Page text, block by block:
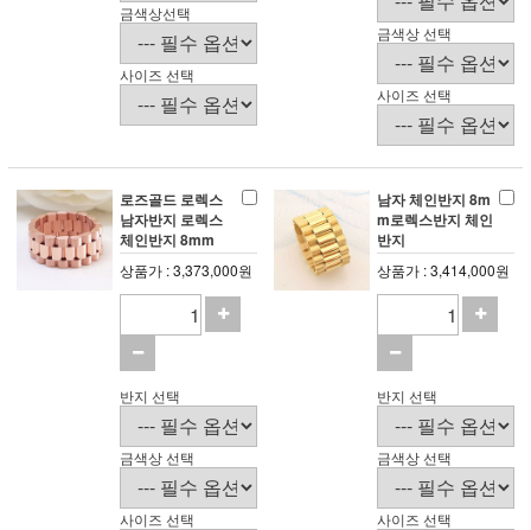
금색상선택
사이즈 선택
금색상 선택
사이즈 선택
로즈골드 로렉스
남자반지 로렉스
체인반지 8mm
상품가 : 3,373,000원
반지 선택
금색상 선택
사이즈 선택
남자 체인반지 8m
m로렉스반지 체인
반지
상품가 : 3,414,000원
반지 선택
금색상 선택
사이즈 선택